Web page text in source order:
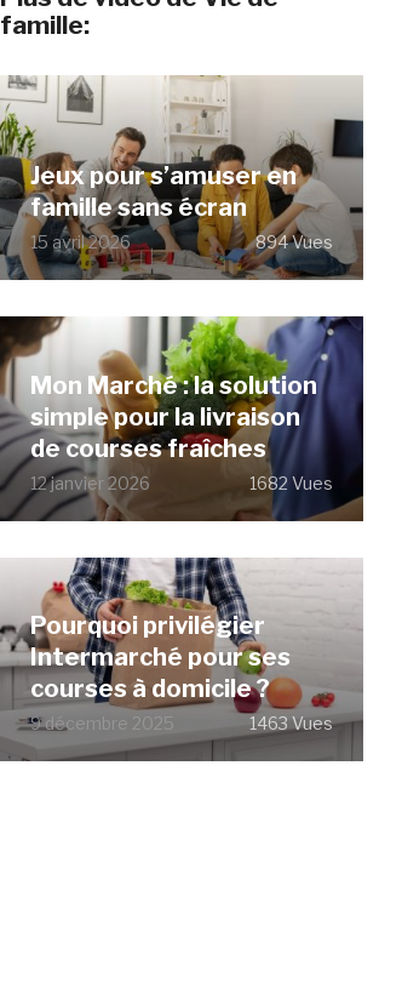
famille:
Jeux pour s’amuser en
famille sans écran
15 avril 2026 894 Vues
Mon Marché : la solution
simple pour la livraison
de courses fraîches
12 janvier 2026 1682 Vues
Pourquoi privilégier
Intermarché pour ses
courses à domicile ?
9 décembre 2025 1463 Vues